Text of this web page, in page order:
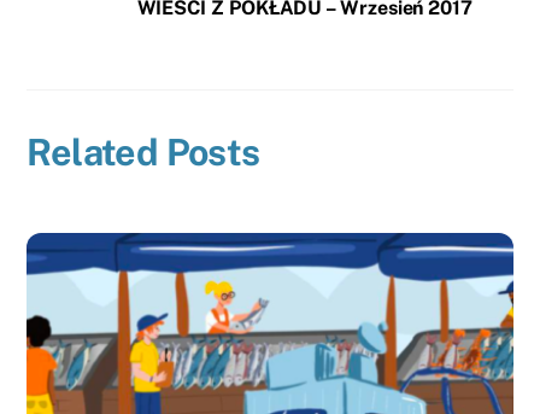
WIEŚCI Z POKŁADU – Wrzesień 2017
Related Posts